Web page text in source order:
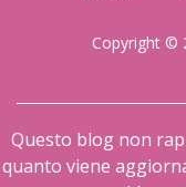
Copyright ©
Questo blog non
quanto viene